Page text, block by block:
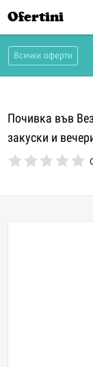
Ofertini
Всички оферти
Почивка във
закуски и